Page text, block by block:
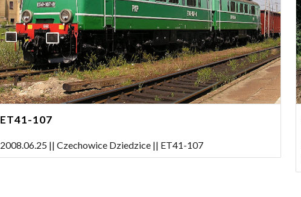
ET41-107
2008.06.25 || Czechowice Dziedzice || ET41-107